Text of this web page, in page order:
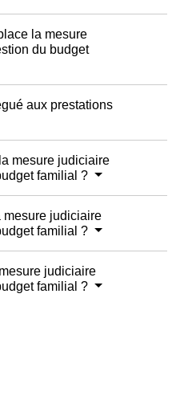
la mesure
du budget
aux prestations
mesure judiciaire
familial ?
mesure judiciaire
familial ?
judiciaire
familial ?